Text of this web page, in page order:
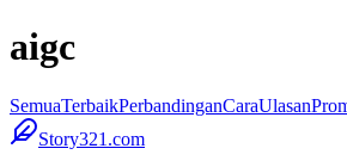
aigc
SemuaTerbaikPerbandinganCaraUlasan
Story321.com